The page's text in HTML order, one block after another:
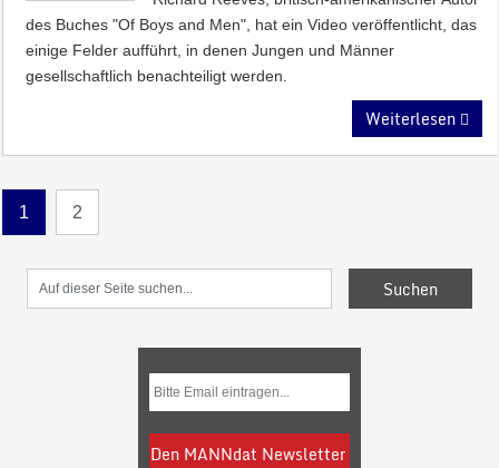
des Buches "Of Boys and Men", hat ein Video veröffentlicht, das
einige Felder aufführt, in denen Jungen und Männer
gesellschaftlich benachteiligt werden.
Weiterlesen
1 2